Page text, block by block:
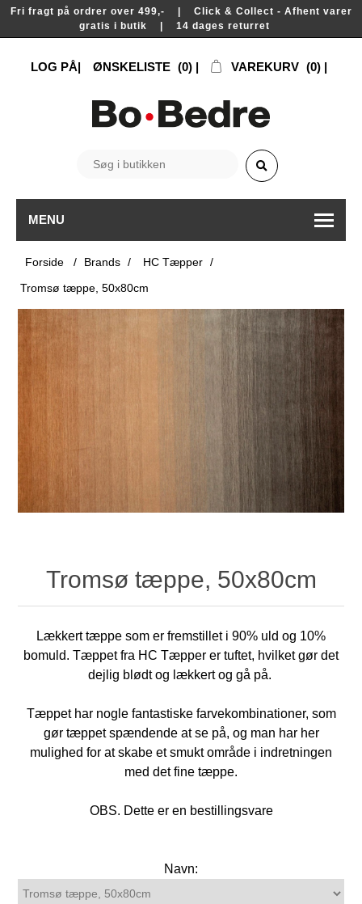
Fri fragt på ordrer over 499,- | Click & Collect - Afhent varer
gratis i butik | 14 dages returret
LOG PÅ ØNSKELISTE (0) VAREKURV (0)
MENU
Forside / Brands / HC Tæpper /
Tromsø tæppe, 50x80cm
Tromsø tæppe, 50x80cm
Lækkert tæppe som er fremstillet i 90% uld og 10%
bomuld. Tæppet fra HC Tæpper er tuftet, hvilket gør det
dejlig blødt og lækkert og gå på.
Tæppet har nogle fantastiske farvekombinationer, som
gør tæppet spændende at se på, og man har her
mulighed for at skabe et smukt område i indretningen
med det fine tæppe.
OBS. Dette er en bestillingsvare
Navn: